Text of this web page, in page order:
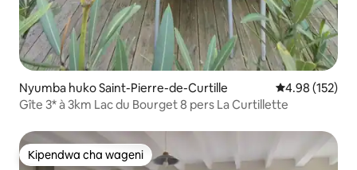
Nyumba huko Saint-Pierre-de-Curtille Ukadiriaji wa
4.98 (152)
Gîte 3* à 3km Lac du Bourget 8 pers La Curtillette
Kipendwa cha wageni
Kipendwa cha wageni